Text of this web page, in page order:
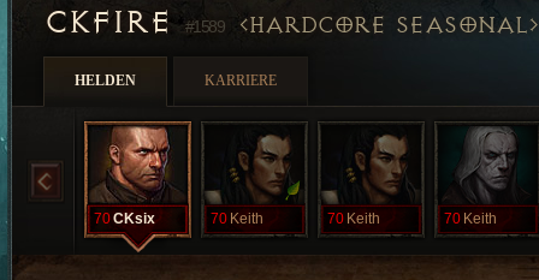
CKFIRE#1589 HARDCORE SEASONAL
HELDEN KARRIERE
70CKsix 70 Keith 70 Keith 70 Keith